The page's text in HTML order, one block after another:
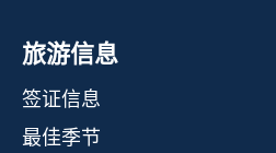
旅游信息
签证信息
最佳季节